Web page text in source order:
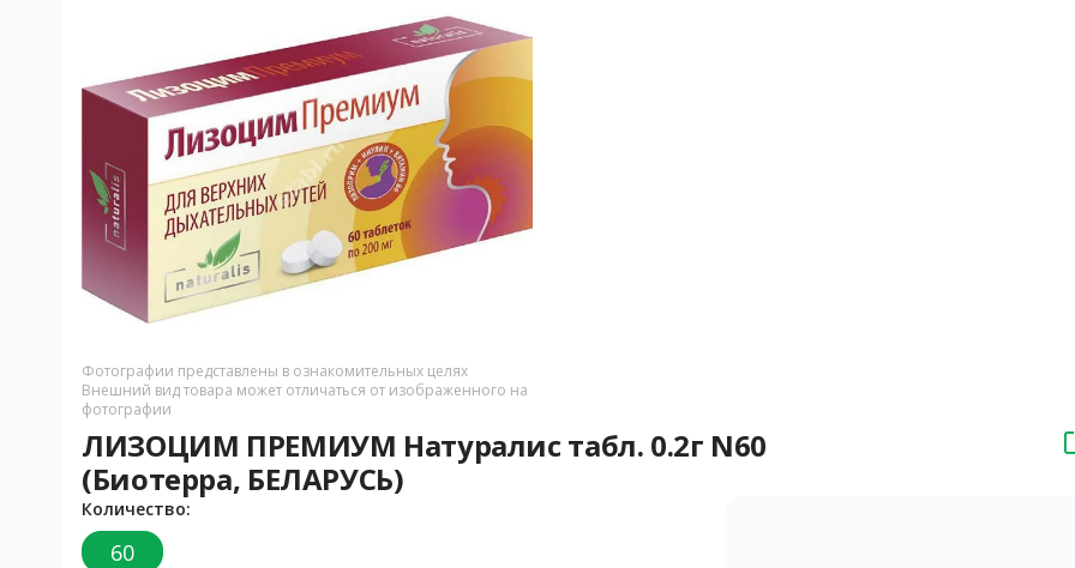
Фотографии представлены в ознакомительных целях
Внешний вид товара может отличаться от изображенного на
фотографии
ЛИЗОЦИМ ПРЕМИУМ Натуралис табл. 0.2г N60
(Биотерра, БЕЛАРУСЬ)
Количество:
60